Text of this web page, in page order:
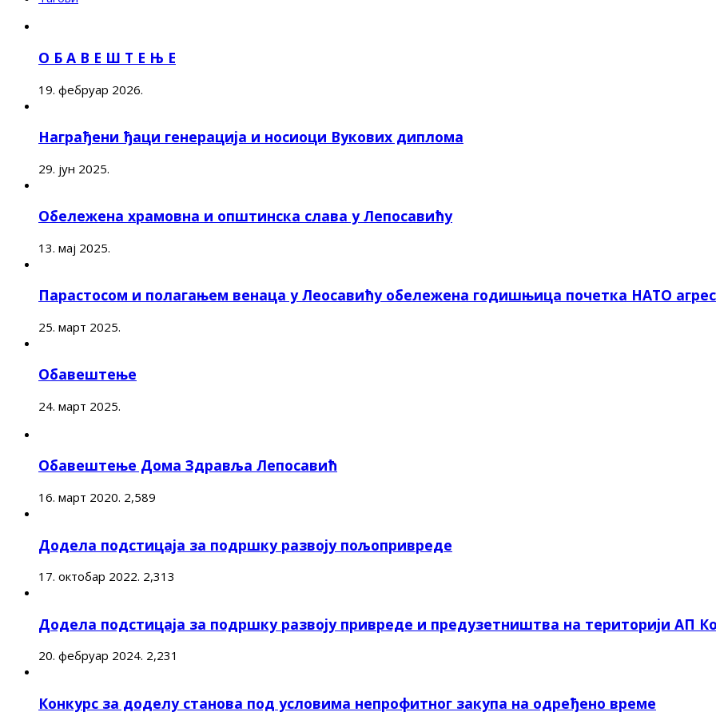
О Б А В Е Ш Т Е Њ Е
19. фебруар 2026.
Награђени ђаци генерација и носиоци Вукових диплома
29. јун 2025.
Обележена храмовна и општинска слава у Лепосавићу
13. мај 2025.
Парастосом и полагањем венаца у Леосавићу обележена годишњица почетка НАТО
25. март 2025.
Обавештење
24. март 2025.
Обавештење Дома Здравља Лепосавић
16. март 2020. 2,589
Додела подстицаја за подршку развоју пољопривреде
17. октобар 2022. 2,313
Додела подстицаја за подршку развоју привреде и предузетништва на територији АП
20. фебруар 2024. 2,231
Конкурс за доделу станова под условима непрофитног закупа на одређено време